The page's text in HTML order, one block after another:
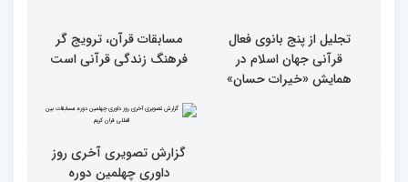
تجلیل از پنج بانوی فعال
قرآنی جهان اسلام در
همایش «خیرات حسان»
مسابقات قرآن، ترویج گر
فرهنگ زندگی قرآنی است